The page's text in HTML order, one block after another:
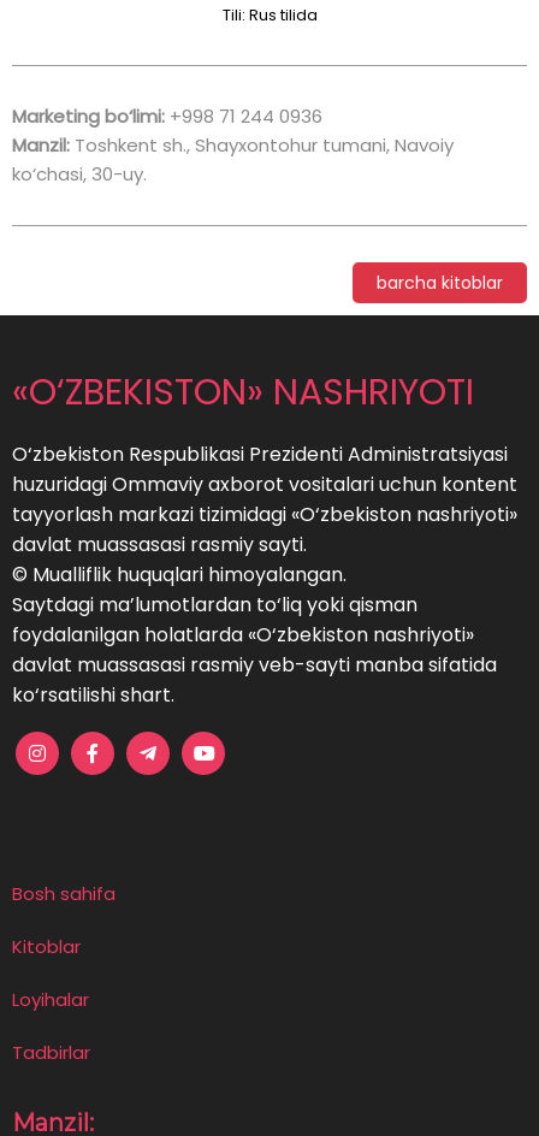
Tili: Rus tilida
Marketing bo‘limi: +998 71 244 0936
Manzil: Toshkent sh., Shayxontohur tumani, Navoiy
ko‘chasi, 30-uy.
barcha kitoblar
«O‘ZBEKISTON» NASHRIYOTI
O‘zbekiston Respublikasi Prezidenti Administratsiyasi
huzuridagi Ommaviy axborot vositalari uchun kontent
tayyorlash markazi tizimidagi «O‘zbekiston nashriyoti»
davlat muassasasi rasmiy sayti.
© Mualliflik huquqlari himoyalangan.
Saytdagi ma’lumotlardan to‘liq yoki qisman
foydalanilgan holatlarda «O‘zbekiston nashriyoti»
davlat muassasasi rasmiy veb-sayti manba sifatida
ko‘rsatilishi shart.
Bosh sahifa
Kitoblar
Loyihalar
Tadbirlar
Manzil: